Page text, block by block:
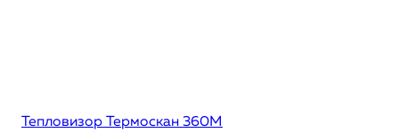
Тепловизор Термоскан 360М